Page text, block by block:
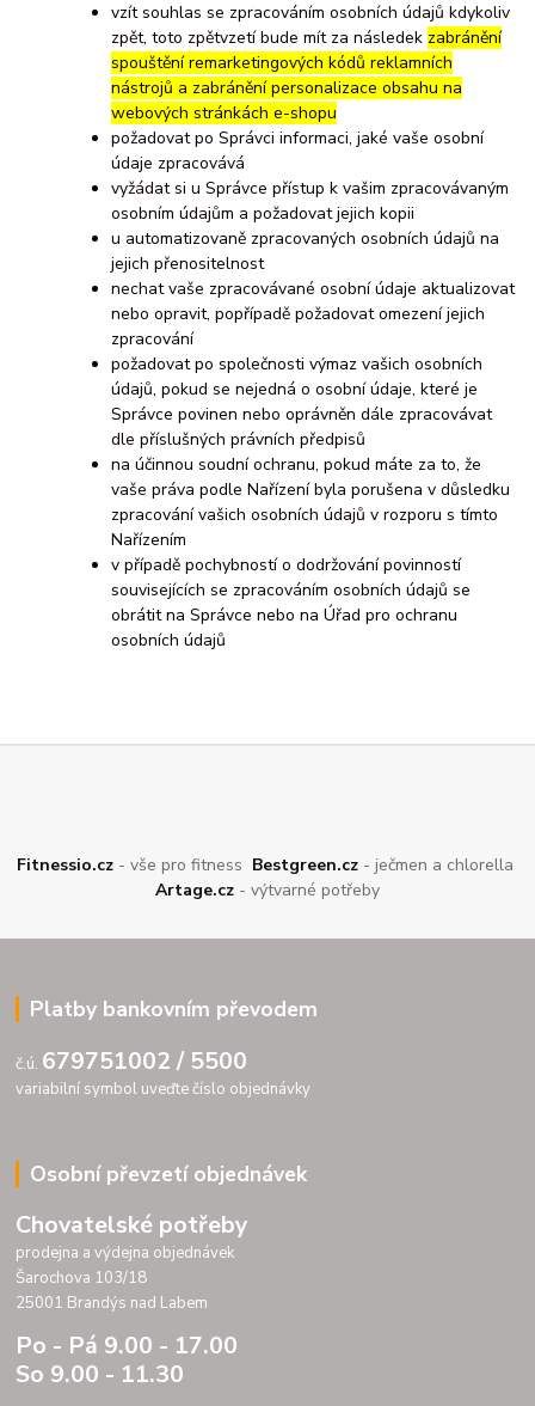
vzít souhlas se zpracováním osobních údajů kdykoliv
zpět, toto zpětvzetí bude mít za následek zabránění
spouštění remarketingových kódů reklamních
nástrojů a zabránění personalizace obsahu na
webových stránkách e-shopu
požadovat po Správci informaci, jaké vaše osobní
údaje zpracovává
vyžádat si u Správce přístup k vašim zpracovávaným
osobním údajům a požadovat jejich kopii
u automatizovaně zpracovaných osobních údajů na
jejich přenositelnost
nechat vaše zpracovávané osobní údaje aktualizovat
nebo opravit, popřípadě požadovat omezení jejich
zpracování
požadovat po společnosti výmaz vašich osobních
údajů, pokud se nejedná o osobní údaje, které je
Správce povinen nebo oprávněn dále zpracovávat
dle příslušných právních předpisů
na účinnou soudní ochranu, pokud máte za to, že
vaše práva podle Nařízení byla porušena v důsledku
zpracování vašich osobních údajů v rozporu s tímto
Nařízením
v případě pochybností o dodržování povinností
souvisejících se zpracováním osobních údajů se
obrátit na Správce nebo na Úřad pro ochranu
osobních údajů
Fitnessio.cz - vše pro fitness Bestgreen.cz - ječmen a chlorella
Artage.cz - výtvarné potřeby
Platby bankovním převodem
č.ú. 679751002 / 5500
variabilní symbol uveďte číslo objednávky
Osobní převzetí objednávek
Chovatelské potřeby
prodejna a výdejna objednávek
Šarochova 103/18
25001 Brandýs nad Labem
Po - Pá 9.00 - 17.00
So 9.00 - 11.30